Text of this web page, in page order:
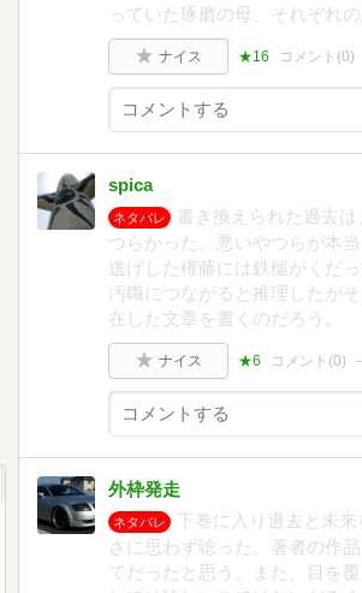
っていた琢磨の母、それぞれ
ナイス ★16 コメント(0)
spica
ネタバレ
書き換えられた過去
つらかった。悪いやつらが本
逃げした権藤には鉄槌がくだ
汚職につながると推理したが
在した文章を書くのだろう。
ナイス ★6 コメント(0)
外枠発走
ネタバレ
下巻に入り過去と未
さに思わず唸った。著者の作
てだったと思う。また、目を